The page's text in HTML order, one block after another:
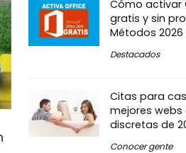
Cómo activar
gratis y sin
Métodos 2026
Destacados
Citas para
mejores
discretas de
Conocer gente